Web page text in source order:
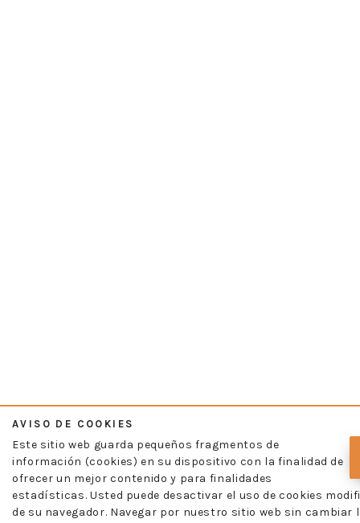
AVISO DE COOKIES
Este sitio web guarda pequeños fragmentos de
información (cookies) en su dispositivo con la finalidad de
ofrecer un mejor contenido y para finalidades
estadísticas. Usted puede desactivar el uso de cookies
de su navegador. Navegar por nuestro sitio web sin cambiar